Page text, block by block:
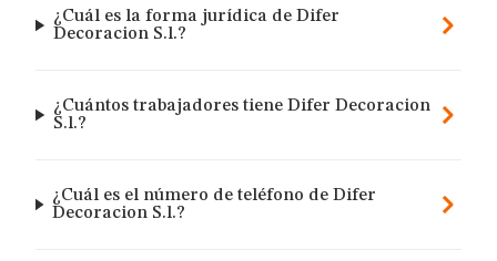
¿Cuál es la forma jurídica de Difer
Decoracion S.l.?
¿Cuántos trabajadores tiene Difer Decoracion
S.l.?
¿Cuál es el número de teléfono de Difer
Decoracion S.l.?